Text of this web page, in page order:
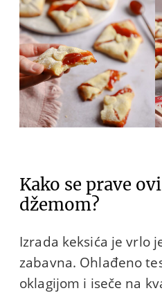
Kako se prave
džemom?
Izrada keksića je vrlo
zabavna. Ohlađeno
oklagijom i iseče na